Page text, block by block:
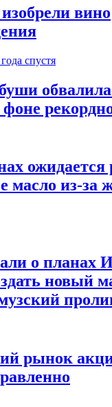
вино
спустя
ожидается
масло из-за
о планах
новый
рынок